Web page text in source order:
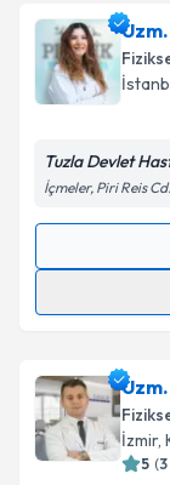
Tuzla Devlet
İçmeler, Piri Reis
takvim
E-postaİzmir,
5 (3